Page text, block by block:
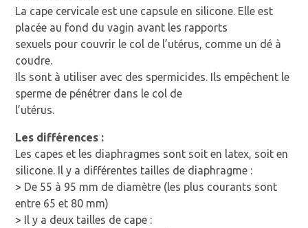
La cape cervicale est une capsule en silicone. Elle est
placée au fond du vagin avant les rapports
sexuels pour couvrir le col de l’utérus, comme un dé à
coudre.
Ils sont à utiliser avec des spermicides. Ils empêchent le
sperme de pénétrer dans le col de
l’utérus.
Les différences :
Les capes et les diaphragmes sont soit en latex, soit en
silicone. Il y a différentes tailles de diaphragme :
> De 55 à 95 mm de diamètre (les plus courants sont
entre 65 et 80 mm)
> Il y a deux tailles de cape :